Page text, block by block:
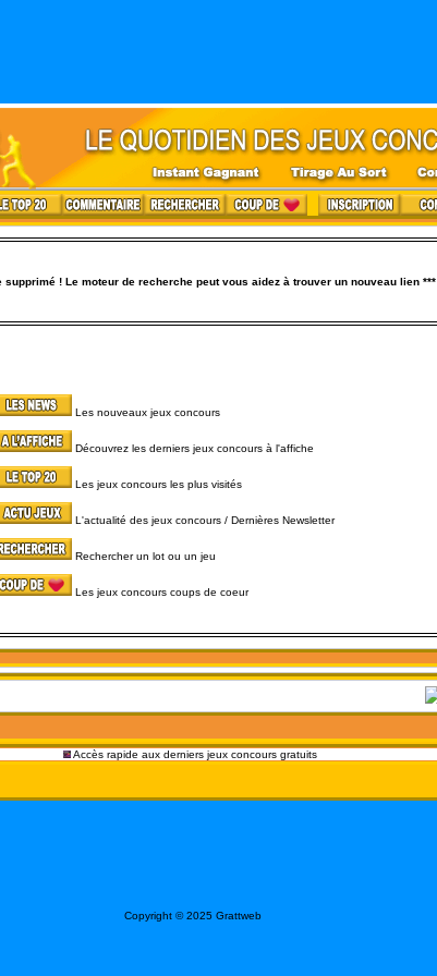
supprimé ! Le moteur de recherche peut vous aidez à trouver un nouveau lien ***
Les nouveaux jeux concours
Découvrez les derniers jeux concours à l'affiche
Les jeux concours les plus visités
L'actualité des jeux concours / Dernières Newsletter
Rechercher un lot ou un jeu
Les jeux concours coups de coeur
Accès rapide aux derniers jeux concours gratuits
Copyright © 2025 Grattweb